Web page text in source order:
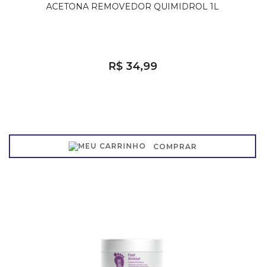
ACETONA REMOVEDOR QUIMIDROL 1L
R$ 34,99
COMPRAR